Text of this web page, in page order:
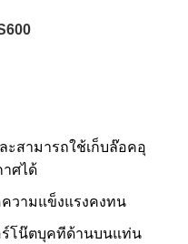
ะสามารถใช้เก็บล๊อคอุ
ศได้
ความแข็งแรงคงทน
ร์โน๊ตบุคทีด้านบนแท่น